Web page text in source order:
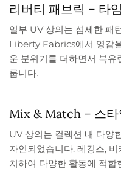
리버티 패브릭 – 타
일부 UV 상의는 섬세한 패
Liberty Fabrics에서 영감
운 분위기를 더하면서 북유
룹니다.
Mix & Match – 스타
UV 상의는 컬렉션 내 다양
자인되었습니다. 레깅스,
치하여 다양한 활동에 적